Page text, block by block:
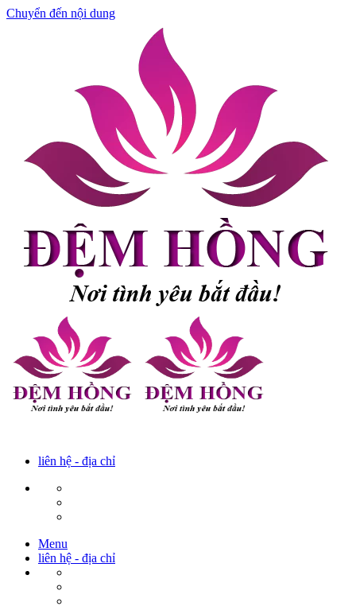
Chuyển đến nội dung
liên hệ - địa chỉ
Menu
liên hệ - địa chỉ